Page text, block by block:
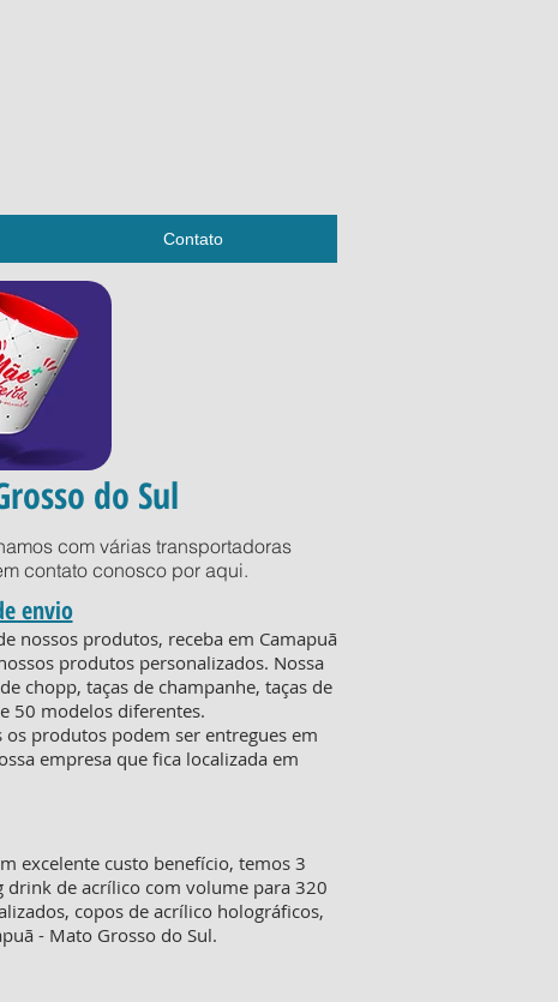
Contato
do Sul
com várias transportadoras
contato conosco poraqui.
envio
nossos produtos, receba em Camapuã
produtos personalizados. Nossa
chopp, taças de champanhe, taças de
50 modelos diferentes.
produtos podem ser entregues em
empresa que fica localizada em
excelente custo benefício, temos 3
de acrílico com volume para 320
copos de acrílico holográficos,
- Mato Grosso do Sul.